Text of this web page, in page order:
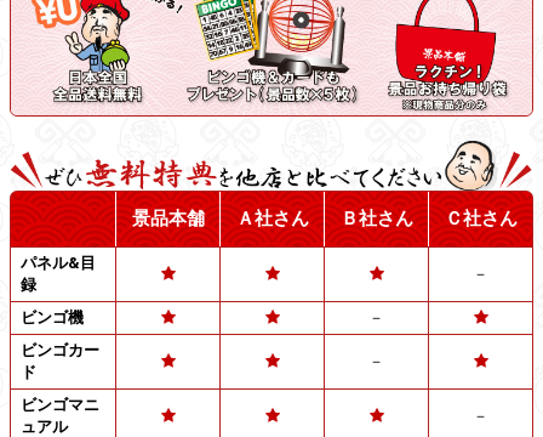
景品本舗 Ａ社さん Ｂ社さん Ｃ社さん
パネル&目
録
－
ビンゴ機
－
ビンゴカー
ド
－
ビンゴマニ
ュアル
－